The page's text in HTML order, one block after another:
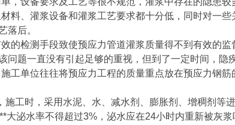
料、灌浆设备和灌浆工艺要求都十分低，同时对一
落后。
的检测手段致使预应力管道灌浆质量得不到有效的
题一直没有引起足够的重视，但到了一定时间，隐
工单位往往将预应力工程的质量重点放在预应力钢筋
工时，采用水泥、水、减水剂、膨胀剂、增稠剂等
泌水率不得超过3%，泌水应在24小时内重新被灰